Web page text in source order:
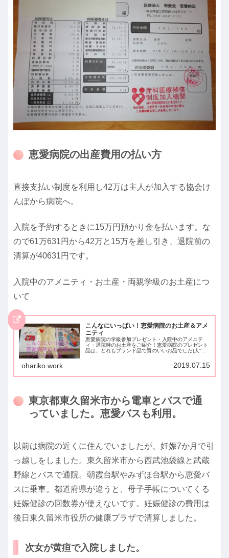
恵愛病院の出産費用の払い方
直接支払い制度を利用し42万は主人が加入する協会け
んぽから病院へ。
入院を予約するときに15万円預かり金を払います。な
ので61万631円から42万と15万を差し引き、退院前の
清算が40631円です。
入院中のアメニティ・お土産・両親学級のお土産につ
いて
こんなにいっぱい！恵愛病院のお土産＆アメ
ニティ
恵愛病院の学級参加プレゼント・入院中のアメニテ
ィ・退院時のお土産をご紹介！恵愛病院のプレゼント
品は、どれもブランド品で質のいいお品でした(人''▽
百貨店などに入っているようなお店のもので、買...
ohariko.work 2019.07.15
東京都東久留米市から電車とバスで通
っていました。恵愛バスも利用。
以前は病院の近くに住んでいましたが、妊娠7か月で引
っ越しをしました。東久留米市から西武池袋線と武蔵
野線とバスで通院。朝霞台駅やみずほ台駅から恵愛バ
スに乗車。都道府県が違うと、母子手帳についてくる
妊娠健診の回数券が使えないです。妊娠健診の費用は
後日東久留米市役所の健康プラザで清算しました。
次女が黄疸で入院しました。